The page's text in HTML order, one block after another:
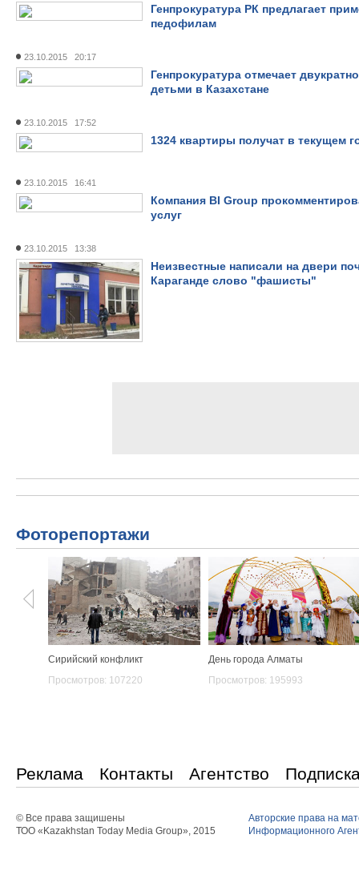
Генпрокуратура РК предлагает
педофилам
23.10.2015 20:17
Генпрокуратура отмечает
детьми в Казахстане
23.10.2015 17:52
1324 квартиры получат в текущем
23.10.2015 16:41
Компания BI Group
услуг
23.10.2015 13:38
Неизвестные написали на двери
Караганде слово "фашисты"
Фоторепортажи
Сирийский конфликт
Просмотров: 107220
День города Алматы
Просмотров: 195993
Реклама Контакты Агентство
© Все права защишены
ТОО «Kazakhstan Today Media Group», 2015
Авторские права на
Информационного